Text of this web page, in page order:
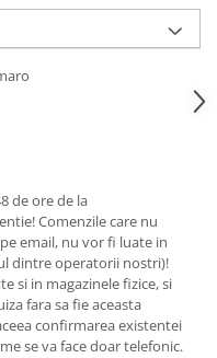
de ore de la
Comenzile care nu
email, nu vor fi luate in
dintre operatorii nostri)!
si in magazinele fizice, si
fara sa fie aceasta
confirmarea existentei
se va face doar telefonic.